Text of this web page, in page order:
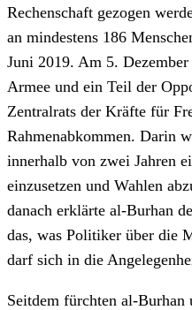
Rechenschaft gezogen
an mindestens 186
Juni 2019. Am 5.
Armee und ein Teil der
Zentralrats der Kräfte für
Rahmenabkommen. Darin
innerhalb von zwei Jahren
einzusetzen und Wahlen
danach erklärte al-Burhan
das, was Politiker über die
darf sich in die
Seitdem fürchten al-